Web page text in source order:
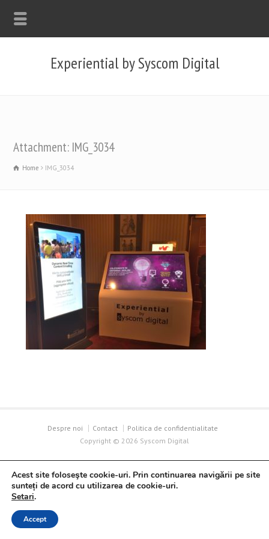
Experiential by Syscom Digital
Attachment: IMG_3034
Home IMG_3034
Despre noi Contact
Politica de confidentialitate
Copyright © 2026 Syscom Digital
Acest site foloseşte cookie-uri. Prin continuarea navigării pe site
sunteți de acord cu utilizarea de cookie-uri.
Setari.
Accept